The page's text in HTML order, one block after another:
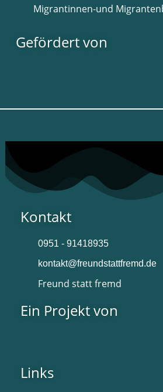
Migrantinnen-und
Gefördert von
Kontakt
0951 - 91418935
kontakt@freundstattfremd.de
Freund statt fremd
Ein Projekt von
Links